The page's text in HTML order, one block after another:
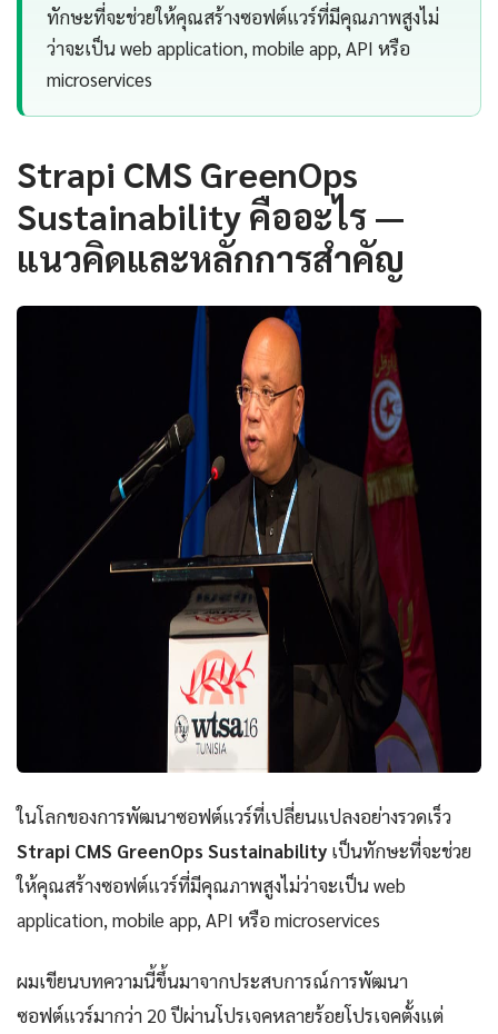
ทักษะที่จะช่วยให้คุณสร้างซอฟต์แวร์ที่มีคุณภาพสูงไม่
ว่าจะเป็น web application, mobile app, API หรือ
microservices
Strapi CMS GreenOps
Sustainability คืออะไร —
แนวคิดและหลักการสำคัญ
ในโลกของการพัฒนาซอฟต์แวร์ที่เปลี่ยนแปลงอย่างรวดเร็ว
Strapi CMS GreenOps Sustainability เป็นทักษะที่จะช่วย
ให้คุณสร้างซอฟต์แวร์ที่มีคุณภาพสูงไม่ว่าจะเป็น web
application, mobile app, API หรือ microservices
ผมเขียนบทความนี้ขึ้นมาจากประสบการณ์การพัฒนา
ซอฟต์แวร์มากว่า 20 ปีผ่านโปรเจคหลายร้อยโปรเจคตั้งแต่